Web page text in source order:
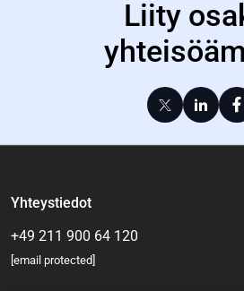
Liity
Yhteystiedot
+49 211 900 64 120
[email protected]